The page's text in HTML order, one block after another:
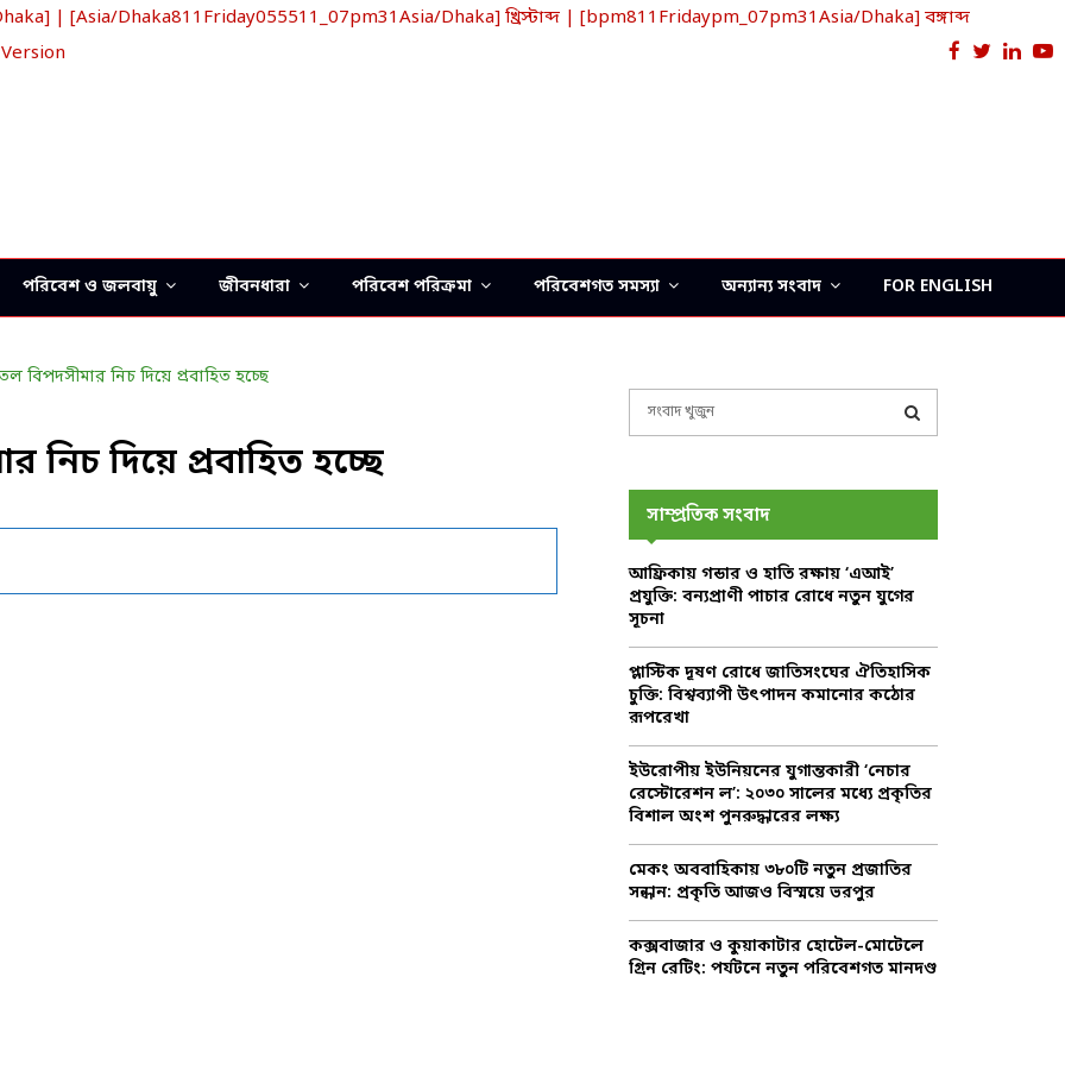
| [Asia/Dhaka811Friday055511_07pm31Asia/Dhaka] খ্রিস্টাব্দ | [bpm811Fridaypm_07pm31Asia/Dhaka] বঙ্গাব্দ
Facebook
Twitter
পরিবেশ ও জলবায়ু জীবনধারা পরিবেশ পরিক্রমা পরিবেশগত সমস্যা অন্যান্য সংবাদ FOR ENGLISH
নিচ দিয়ে প্রবাহিত হচ্ছে
o
r
:
R
C
H
সাম্প্রতিক সংবাদ
আফ্রিকায় গন্ডার ও হাতি রক্ষায় ‘এআই’
প্রযুক্তি: বন্যপ্রাণী পাচার রোধে নতুন যুগের
সূচনা
প্লাস্টিক দূষণ রোধে জাতিসংঘের ঐতিহাসিক
চুক্তি: বিশ্বব্যাপী উৎপাদন কমানোর কঠোর
রূপরেখা
ইউরোপীয় ইউনিয়নের যুগান্তকারী ‘নেচার
রেস্টোরেশন ল’: ২০৩০ সালের মধ্যে প্রকৃতির
বিশাল অংশ পুনরুদ্ধারের লক্ষ্য
মেকং অববাহিকায় ৩৮০টি নতুন প্রজাতির
সন্ধান: প্রকৃতি আজও বিস্ময়ে ভরপুর
কক্সবাজার ও কুয়াকাটার হোটেল-মোটেলে
গ্রিন রেটিং: পর্যটনে নতুন পরিবেশগত মানদণ্ড